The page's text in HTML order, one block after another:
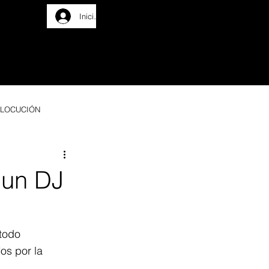
Iniciar sesión
LOCUCIÓN
DJ
por la